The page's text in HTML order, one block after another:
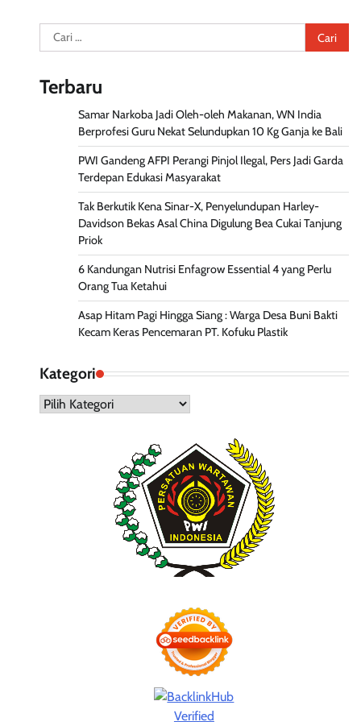
Cari
untuk:
Terbaru
Samar Narkoba Jadi Oleh-oleh Makanan, WN India
Berprofesi Guru Nekat Selundupkan 10 Kg Ganja ke Bali
PWI Gandeng AFPI Perangi Pinjol Ilegal, Pers Jadi Garda
Terdepan Edukasi Masyarakat
Tak Berkutik Kena Sinar-X, Penyelundupan Harley-
Davidson Bekas Asal China Digulung Bea Cukai Tanjung
Priok
6 Kandungan Nutrisi Enfagrow Essential 4 yang Perlu
Orang Tua Ketahui
Asap Hitam Pagi Hingga Siang : Warga Desa Buni Bakti
Kecam Keras Pencemaran PT. Kofuku Plastik
Kategori
Kategori